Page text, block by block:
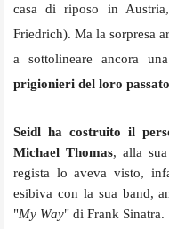
casa di riposo in
Friedrich). Ma la sorpresa
a sottolineare ancora
prigionieri del loro passato
Seidl ha costruito il
Michael Thomas, alla
regista lo aveva visto,
esibiva con la sua band,
"My Way" di Frank Sinatra.